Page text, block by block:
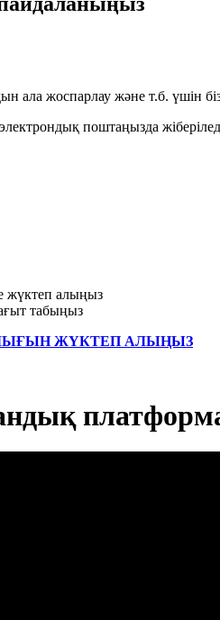
ала жоспарлау және т.б. үшін
поштаңызда
жүктеп алыңыз
табыңыз
ЖҮКТЕП АЛЫҢЫЗ